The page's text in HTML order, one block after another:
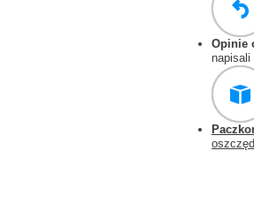
Opinie
napisali